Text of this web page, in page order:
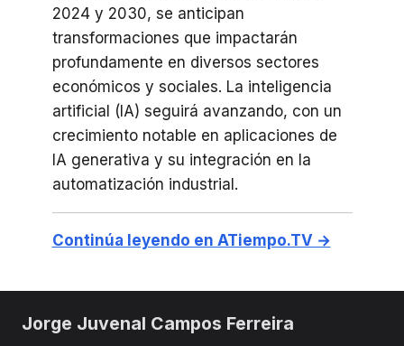
2024 y 2030, se anticipan
transformaciones que impactarán
profundamente en diversos sectores
económicos y sociales. La inteligencia
artificial (IA) seguirá avanzando, con un
crecimiento notable en aplicaciones de
IA generativa y su integración en la
automatización industrial.
Continúa leyendo en ATiempo.TV →
Jorge Juvenal Campos Ferreira